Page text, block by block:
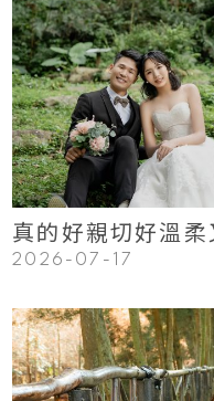
真的好親切好溫柔
2026-07-17